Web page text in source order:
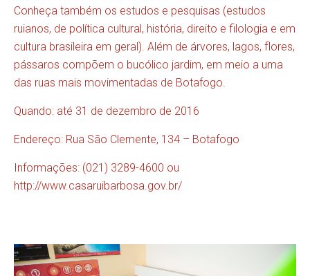
Conheça também os estudos e pesquisas (estudos
ruianos, de política cultural, história, direito e filologia e em
cultura brasileira em geral). Além de árvores, lagos, flores,
pássaros compõem o bucólico jardim, em meio a uma
das ruas mais movimentadas de Botafogo.
Quando: até 31 de dezembro de 2016
Endereço: Rua São Clemente, 134 – Botafogo
Informações: (021) 3289-4600 ou
http://www.casaruibarbosa.gov.br/